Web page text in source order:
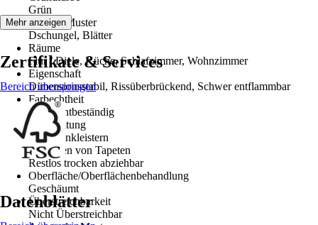
Grün
Dekor / Muster
Dschungel, Blätter
Räume
Flur / Diele, Küche, Schlafzimmer, Wohnzimmer
Eigenschaft
Dimensionsstabil, Rissüberbrückend, Schwer entflammbar
Farbechtheit
Gut Lichtbeständig
Verarbeitung
Wand einkleistern
Entfernen von Tapeten
Restlos trocken abziehbar
Oberfläche/Oberflächenbehandlung
Geschäumt
Überstreichbarkeit
Nicht Überstreichbar
Mehr anzeigen
Zertifikate & Services
Bereich überspringen
Datenblätter